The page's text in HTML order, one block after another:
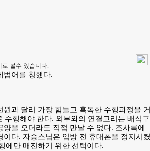
법어를 청했다.
과 달리 가장 힘들고 혹독한 수행과정을 거
수행해야 한다. 외부와의 연결고리는 배식구
을 오더라도 직접 만날 수 없다. 조사록에
다. 자승스님은 입방 전 휴대폰을 정지시켰
에만 매진하기 위한 선택이다.